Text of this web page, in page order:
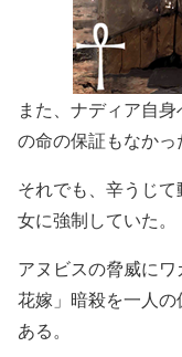
また、ナディア自
の命の保証もなかっ
それでも、辛うじ
女に強制していた。
アヌビスの脅威に
花嫁」暗殺を一人
ある。